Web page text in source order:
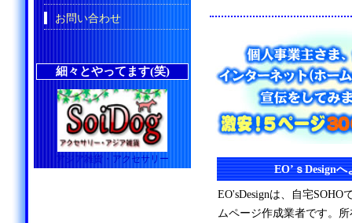
EO’ｓDesign
EO'sDesignは、自宅SOHO
ムページ作成業者です。
お問い合わせ
細々とやってます(笑)
アジア雑貨・アクセサリー